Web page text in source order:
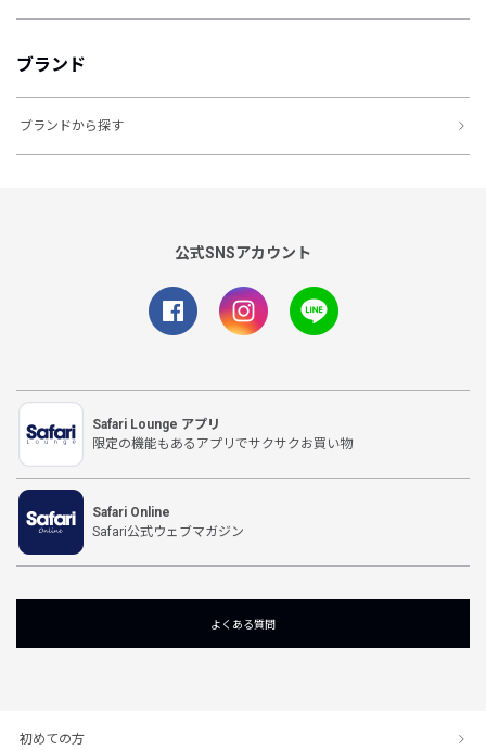
ブランド
ブランドから探す
公式SNSアカウント
Safari Lounge アプリ
限定の機能もあるアプリでサクサクお買い物
Safari Online
Safari公式ウェブマガジン
よくある質問
初めての方